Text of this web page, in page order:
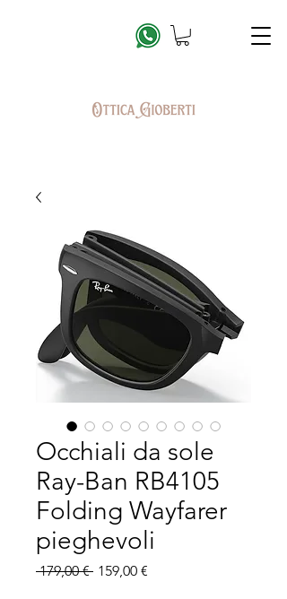
Occhiali da sole
Ray-Ban RB4105
Folding Wayfarer
pieghevoli
179,00 € Prezzo
159,00 €